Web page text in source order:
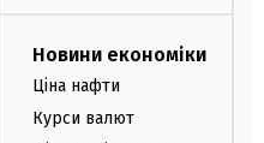
Новини економіки
Ціна нафти
Курси валют